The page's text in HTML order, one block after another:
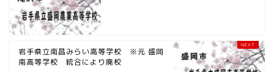
岩手県立南昌みらい高等学校 ※元 盛岡
南高等学校 統合により廃校